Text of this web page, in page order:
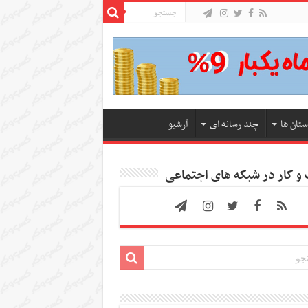
ها چند رسانه ای آرشیو
کار در شبکه های اجتماعی